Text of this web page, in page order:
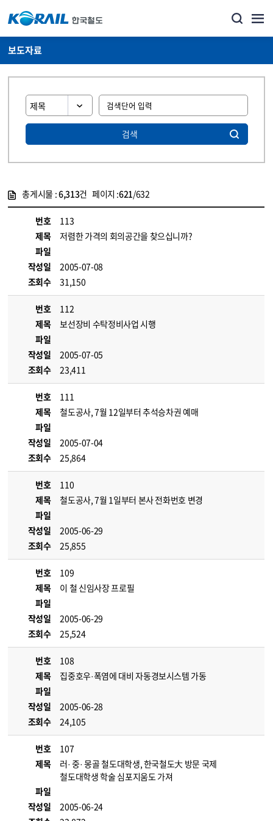
보도자료
검색
총게시물 :6,313건 페이지 :621/632
번호
113
제목
저렴한 가격의 회의공간을 찾으십니까?
파일
작성일
2005-07-08
조회수
31,150
번호
112
제목
보선장비 수탁정비사업 시행
파일
작성일
2005-07-05
조회수
23,411
번호
111
제목
철도공사, 7월 12일부터 추석승차권 예매
파일
작성일
2005-07-04
조회수
25,864
번호
110
제목
철도공사, 7월 1일부터 본사 전화번호 변경
파일
작성일
2005-06-29
조회수
25,855
번호
109
제목
이 철 신임사장 프로필
파일
작성일
2005-06-29
조회수
25,524
번호
108
제목
집중호우·폭염에 대비 자동경보시스템 가동
파일
작성일
2005-06-28
조회수
24,105
번호
107
제목
러· 중· 몽골 철도대학생, 한국철도大 방문 국제
철도대학생 학술 심포지움도 가져
파일
작성일
2005-06-24